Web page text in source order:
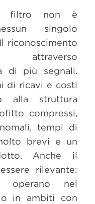
filtro non è
singolo
riconoscimento
attraverso
di più segnali.
di ricavi e costi
alla struttura
compressi,
tempi di
brevi e un
Anche il
rilevante:
operano nel
o in ambiti con